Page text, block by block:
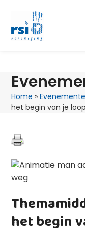
content
Home »
het begin van je
het begin